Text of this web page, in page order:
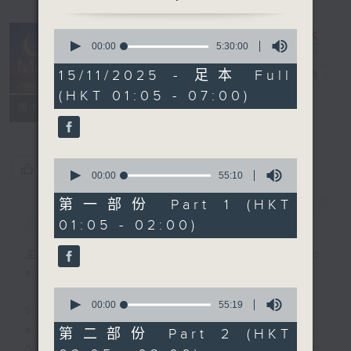
所有集數
on Radio 3
電台直播
聯絡
您喜歡這個節目嗎?
簡介 GIST
主持人：Music for night owls and
Stay with us throughout the night,
every night, from 1.05am until
seconds
5
hours,
30
minutes,
0
seconds
00:00 5:30:00
15/11/2025 - 足本 Full
(HKT 01:05 - 07:00)
seconds
55
minutes,
10
seconds
00:00 55:10
第一部份 Part 1 (HKT
01:05 - 02:00)
seconds
55
minutes,
00:00 55:19
第二部份 Part 2 (HKT